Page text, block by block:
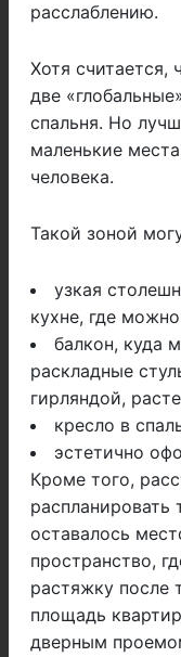
расслаблению.
Хотя считается,
две
спальня. Но
маленькие
человека.
Такой зоной
узкая
кухне, где
балкон, куда
раскладные
гирляндой,
кресло в
эстетично
Кроме того,
распланировать
оставалось
пространство,
растяжку после
площадь
дверным